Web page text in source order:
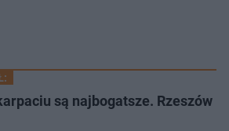
są najbogatsze. Rzeszów